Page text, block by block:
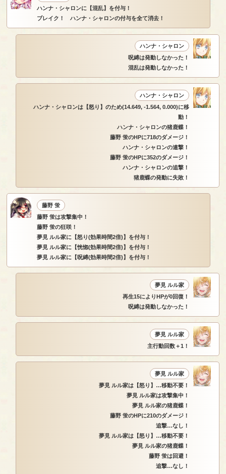
ハンナ・シャロンに【混乱】を付与！
ブレイク！ ハンナ・シャロンの付与を全て消去！
ハンナ・シャロン
呪縛は発動しなかった！
混乱は発動しなかった！
ハンナ・シャロン
ハンナ・シャロンは【怒り】のため(14.649, -1.564, 0.000)に移
動！
ハンナ・シャロンの猪鹿蝶！
藤野 蛍のHPに718のダメージ！
ハンナ・シャロンの連撃！
藤野 蛍のHPに352のダメージ！
ハンナ・シャロンの追撃！
猪鹿蝶の発動に失敗！
藤野 蛍
藤野 蛍は攻撃集中！
藤野 蛍の狂咲！
夢見 ルル家に【怒り(効果時間2倍)】を付与！
夢見 ルル家に【恍惚(効果時間2倍)】を付与！
夢見 ルル家に【呪縛(効果時間2倍)】を付与！
夢見 ルル家
再生15によりHPが0回復！
呪縛は発動しなかった！
夢見 ルル家
主行動回数＋1！
夢見 ルル家
夢見 ルル家は【怒り】…移動不要！
夢見 ルル家は攻撃集中！
夢見 ルル家の猪鹿蝶！
藤野 蛍のHPに210のダメージ！
追撃…なし！
夢見 ルル家は【怒り】…移動不要！
夢見 ルル家の猪鹿蝶！
藤野 蛍は回避！
追撃…なし！